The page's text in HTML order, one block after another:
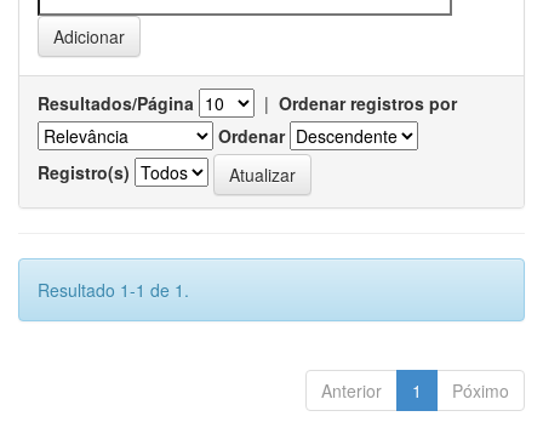
Resultados/Página | Ordenar registros por
Ordenar
Registro(s)
Resultado 1-1 de 1.
Anterior 1 Póximo